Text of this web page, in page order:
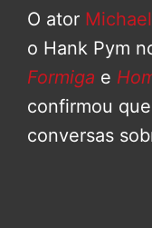
O ator
o Hank Pym
Formiga e
confirmou
conversas